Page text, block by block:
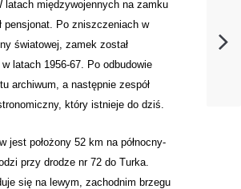
latach międzywojennych na zamku
pensjonat. Po zniszczeniach w
światowej, zamek został
latach 1956-67. Po odbudowie
archiwum, a następnie zespół
który istnieje do dziś.
jest położony 52 km na północny-
przy drodze nr 72 do Turka.
się na lewym, zachodnim brzegu